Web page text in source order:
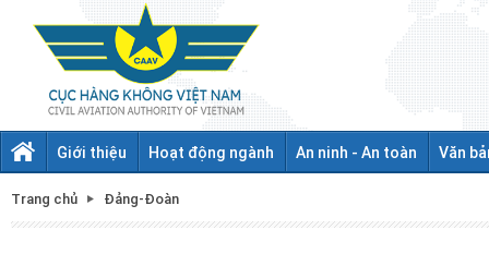
Giới thiệu Hoạt động ngành An ninh - An toàn Văn
Trang chủ Đảng-Đoàn